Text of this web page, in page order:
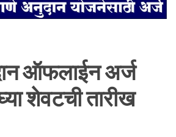
ऑफलाईन अर्ज
शेवटची तारीख